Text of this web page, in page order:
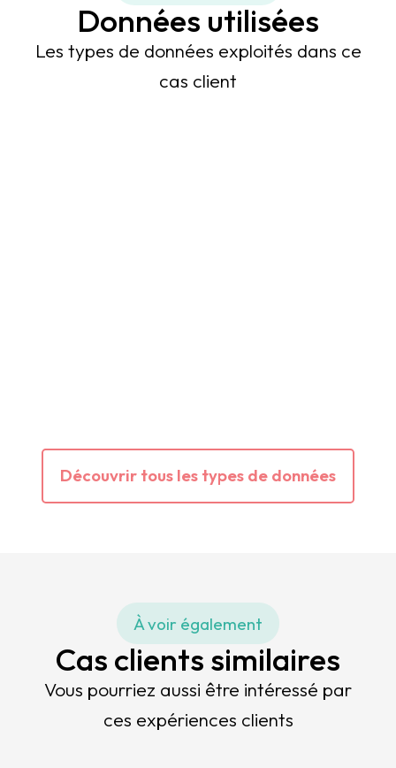
Données utilisées
Les types de données exploités dans ce
cas client
Découvrir tous les types de données
À voir également
Cas clients similaires
Vous pourriez aussi être intéressé par
ces expériences clients